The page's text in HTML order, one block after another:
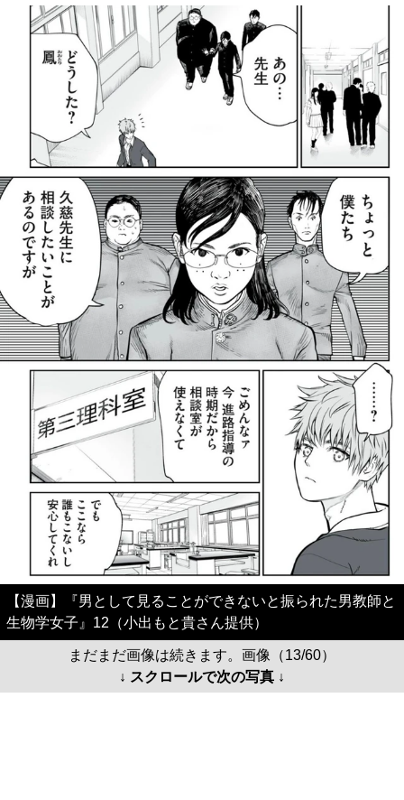
【漫画】『男として見ることができないと振られた男教師と
生物学女子』12（小出もと貴さん提供）
まだまだ画像は続きます。画像（13/60）
↓ スクロールで次の写真 ↓